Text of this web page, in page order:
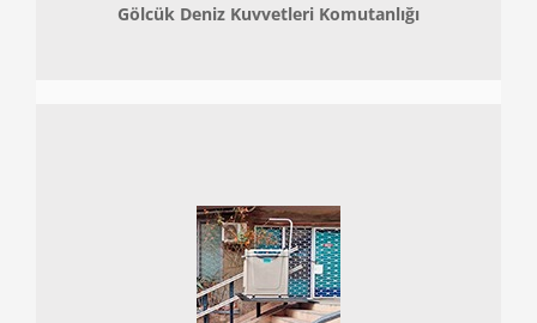
Gölcük Deniz Kuvvetleri Komutanlığı